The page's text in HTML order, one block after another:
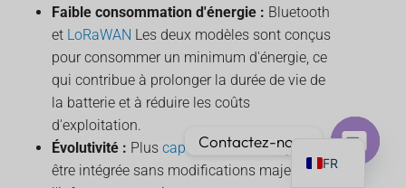
Faible consommation d'énergie : Bluetooth
et LoRaWAN Les deux modèles sont conçus
pour consommer un minimum d'énergie, ce
qui contribue à prolonger la durée de vie de
la batterie et à réduire les coûts
d'exploitation.
Évolutivité : Plus capteursetbalisespeut
être intégrée sans modifications majeures de
FR
EN
KO
DE
ES
Contactez-nous